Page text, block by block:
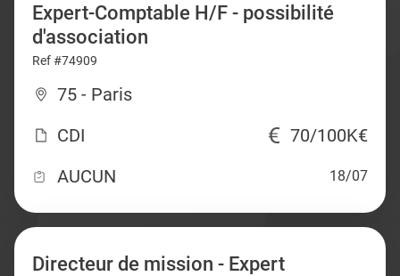
Expert-Comptable H/F - possibilité
d'association
Ref #74909
75 - Paris
CDI
70/100K€
AUCUN
18/07
Directeur de mission - Expert